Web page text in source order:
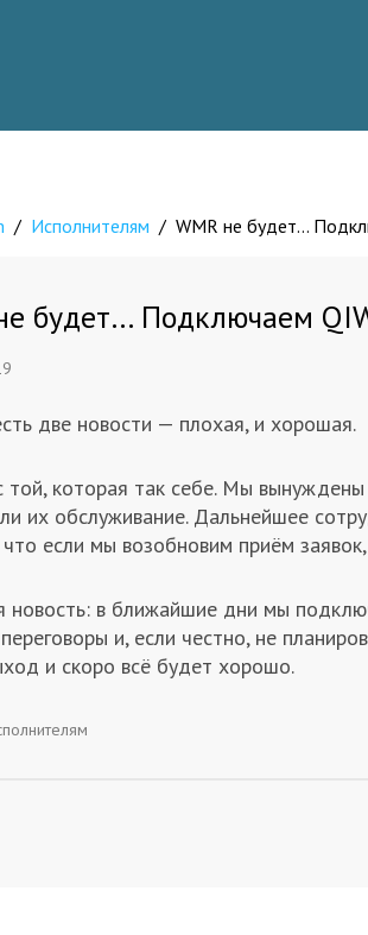
/ Исполнителям / WMR не будет…
будет… Подключаем
две новости — плохая, и хорошая.
той, которая так себе. Мы вынуждены
их обслуживание. Дальнейшее
если мы возобновим приём
новость: в ближайшие дни мы
и, если честно, не
и скоро всё будет хорошо.